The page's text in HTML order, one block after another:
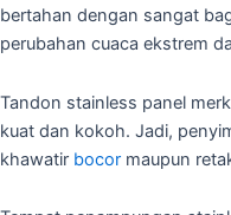
bertahan dengan sangat
perubahan cuaca ekstrem
Tandon stainless panel
kuat dan kokoh. Jadi,
khawatir bocor maupun